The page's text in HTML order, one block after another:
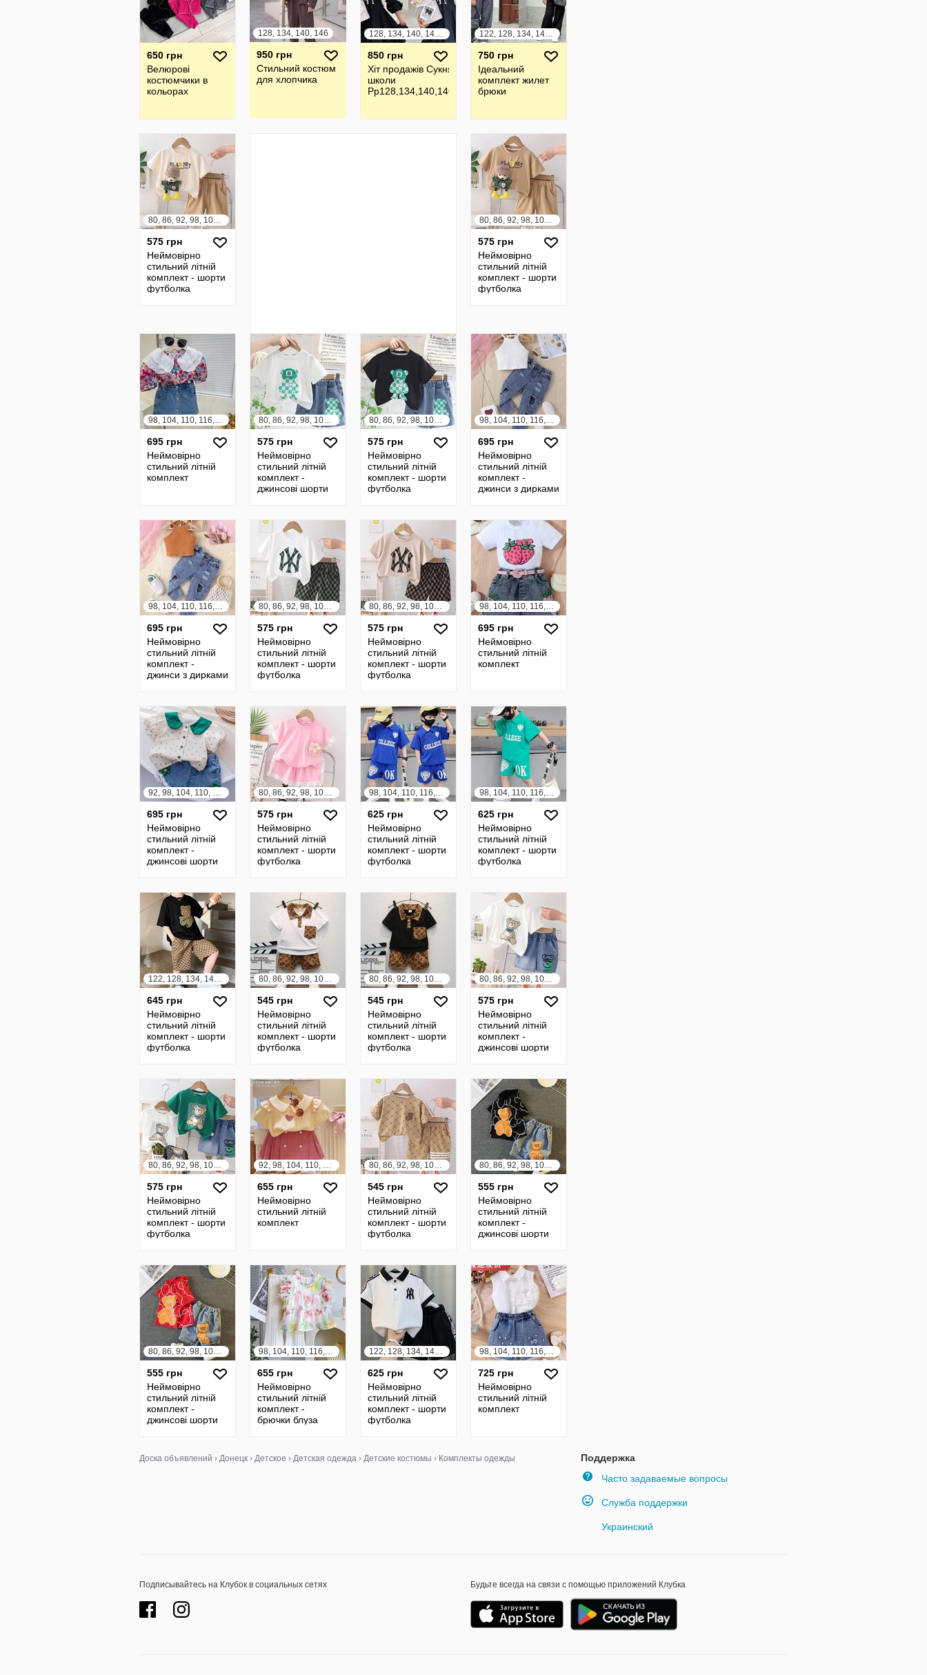
650 грн
Велюрові
костюмчики в
кольорах
128, 134, 140, 146
950 грн
Стильний костюм
для хлопчика
128, 134, 140, 146, 152
850 грн
Хіт продажів Сукня для
школи
Рр128,134,140,146,152
122, 128, 134, 140, 146, 152
750 грн
Ідеальний
комплект жилет
брюки
80, 86, 92, 98, 104, 110, 116, 122
575 грн
Неймовірно
стильний літній
комплект - шорти
футболка
80, 86, 92, 98, 104, 110, 116, 122
575 грн
Неймовірно
стильний літній
комплект - шорти
футболка
98, 104, 110, 116, 122, 128, 134, 140
695 грн
Неймовірно
стильний літній
комплект
80, 86, 92, 98, 104, 110, 116, 122
575 грн
Неймовірно
стильний літній
комплект -
джинсові шорти
80, 86, 92, 98, 104, 110, 116, 122
575 грн
Неймовірно
стильний літній
комплект - шорти
футболка
98, 104, 110, 116, 122, 128
695 грн
Неймовірно
стильний літній
комплект -
джинси з дирками
98, 104, 110, 116, 122, 128
695 грн
Неймовірно
стильний літній
комплект -
джинси з дирками
80, 86, 92, 98, 104, 110, 116, 122
575 грн
Неймовірно
стильний літній
комплект - шорти
футболка
80, 86, 92, 98, 104, 110, 116, 122
575 грн
Неймовірно
стильний літній
комплект - шорти
футболка
98, 104, 110, 116, 122, 128
695 грн
Неймовірно
стильний літній
комплект
92, 98, 104, 110, 116, 122, 128
695 грн
Неймовірно
стильний літній
комплект -
джинсові шорти
80, 86, 92, 98, 104, 110, 116, 122
575 грн
Неймовірно
стильний літній
комплект - шорти
футболка
98, 104, 110, 116, 122, 128, 134, 140
625 грн
Неймовірно
стильний літній
комплект - шорти
футболка
98, 104, 110, 116, 122, 128, 134, 140
625 грн
Неймовірно
стильний літній
комплект - шорти
футболка
122, 128, 134, 140, 146, 152
645 грн
Неймовірно
стильний літній
комплект - шорти
футболка
80, 86, 92, 98, 104, 110
545 грн
Неймовірно
стильний літній
комплект - шорти
футболка
80, 86, 92, 98, 104, 110
545 грн
Неймовірно
стильний літній
комплект - шорти
футболка
80, 86, 92, 98, 104, 110, 116, 122
575 грн
Неймовірно
стильний літній
комплект -
джинсові шорти
80, 86, 92, 98, 104, 110, 116, 122
575 грн
Неймовірно
стильний літній
комплект - шорти
футболка
92, 98, 104, 110, 116, 122, 128, 134, 140
655 грн
Неймовірно
стильний літній
комплект
80, 86, 92, 98, 104, 110, 116, 122
545 грн
Неймовірно
стильний літній
комплект - шорти
футболка
80, 86, 92, 98, 104, 110, 116, 122
555 грн
Неймовірно
стильний літній
комплект -
джинсові шорти
80, 86, 92, 98, 104, 110, 116, 122
555 грн
Неймовірно
стильний літній
комплект -
джинсові шорти
98, 104, 110, 116, 122, 128, 134, 140
655 грн
Неймовірно
стильний літній
комплект -
брючки блуза
122, 128, 134, 140, 146, 152
625 грн
Неймовірно
стильний літній
комплект - шорти
футболка
98, 104, 110, 116, 122, 128
725 грн
Неймовірно
стильний літній
комплект
Поддержка
Часто задаваемые вопросы
Служба поддержки
Украинский
Доска объявлений › Донецк › Детское › Детская одежда › Детские костюмы › Комплекты одежды
Подписывайтесь на Клубок в социальных сетях Будьте всегда на связи с помощью приложений Клубка